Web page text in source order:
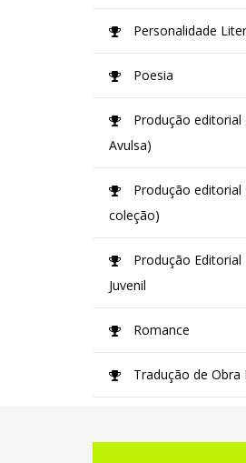
Personalidade
Poesia
Produção editorial
Avulsa)
Produção editorial
coleção)
Produção
Juvenil
Romance
Tradução de Obra